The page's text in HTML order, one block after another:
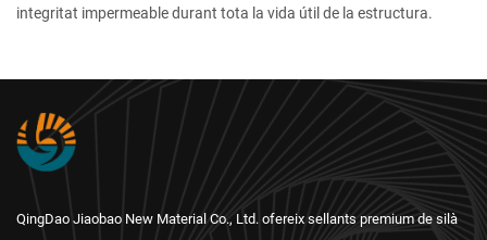
integritat impermeable durant tota la vida útil de la estructura.
QingDao Jiaobao New Material Co., Ltd. ofereix sellants premium de silà